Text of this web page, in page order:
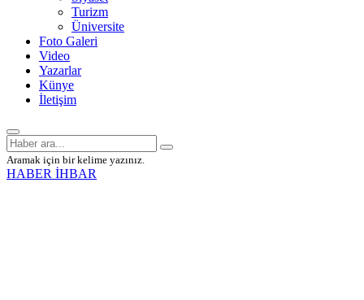
Turizm
Üniversite
Foto Galeri
Video
Yazarlar
Künye
İletişim
Aramak için bir kelime yazınız.
HABER İHBAR